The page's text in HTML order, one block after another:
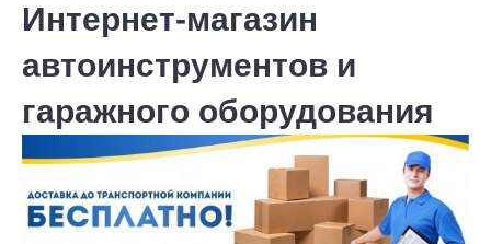
Интернет-магазин
автоинструментов и
гаражного оборудования